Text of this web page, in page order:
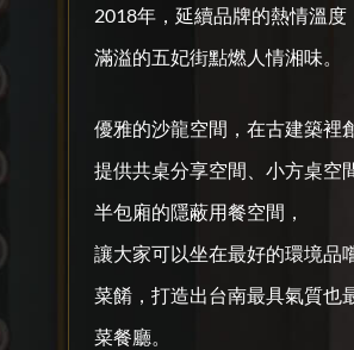
2018年，延續品牌的熱情溫度
滿溢的五妃街點燃人情湘味。
優雅的沙龍空間，在古建築裡
提供共桌分享空間、小方桌空
半包廂的隱蔽用餐空間，
讓大家可以坐在最好的環境品
菜餚，打造出台南最具氣質也
菜餐廳。